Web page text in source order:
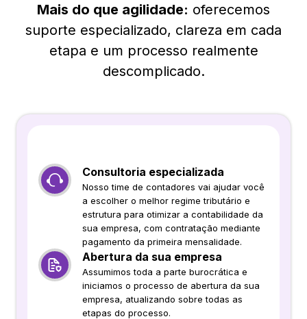
Mais do que agilidade: oferecemos
suporte especializado, clareza em cada
etapa e um processo realmente
descomplicado.
Consultoria especializada
Nosso time de contadores vai ajudar você
a escolher o melhor regime tributário e
estrutura para otimizar a contabilidade da
sua empresa, com contratação mediante
pagamento da primeira mensalidade.
Abertura da sua empresa
Assumimos toda a parte burocrática e
iniciamos o processo de abertura da sua
empresa, atualizando sobre todas as
etapas do processo.